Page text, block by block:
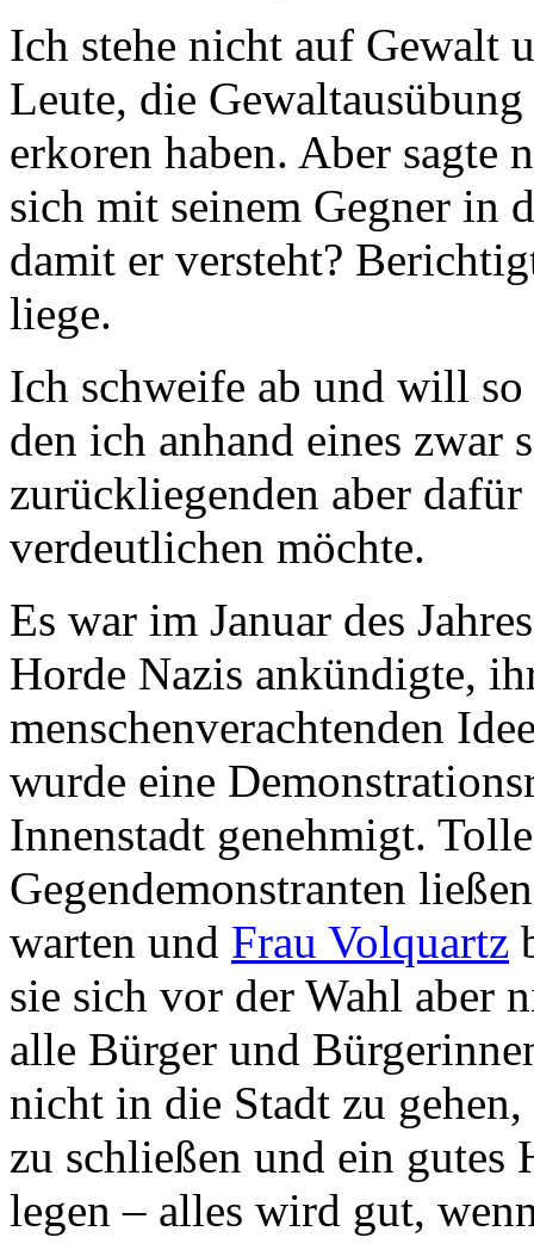
Ich stehe nicht auf Gewalt
Leute, die
erkoren haben. Aber sagte
sich mit seinem Gegner in
damit er versteht?
liege.
Ich schweife ab und will
den ich anhand eines zwar
zurückliegenden aber
verdeutlichen möchte.
Es war im Januar des
Horde Nazis ankündigte,
menschenverachtenden
wurde eine
Innenstadt genehmigt.
Gegendemonstranten
warten und Frau Volquartz
sie sich vor der Wahl aber
alle Bürger und
nicht in die Stadt zu
zu schließen und ein
legen – alles wird gut,